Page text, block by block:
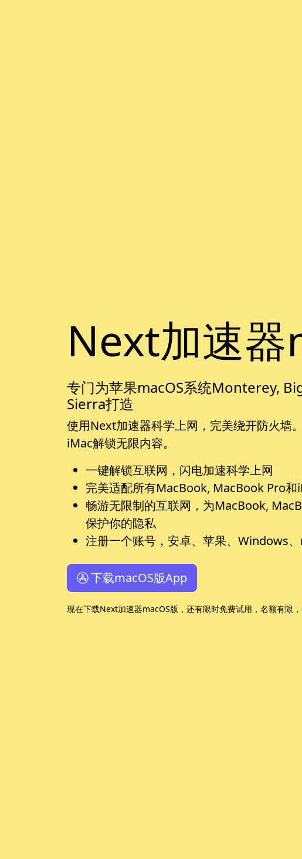
Next加速器
专门为苹果macOS系统Monterey,
Sierra打造
使用Next加速器科学上网，完美绕开防火墙
iMac解锁无限内容。
一键解锁互联网，闪电加速科学上网
完美适配所有MacBook, MacBook Pro和
畅游无限制的互联网，为MacBook,
保护你的隐私
注册一个账号，安卓、苹果、Windows
下载macOS版App
现在下载Next加速器macOS版，还有限时免费试用，名额有限，